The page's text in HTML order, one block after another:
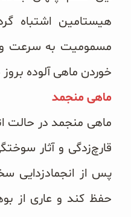
هیستامین اشتباه
خوردن ماهی آلوده
ماهی منجمد
ماهی منجمد در حالت
قارچ‌زدگی و آثار
پس از انجمادزدایی
حفظ کند و عاری از